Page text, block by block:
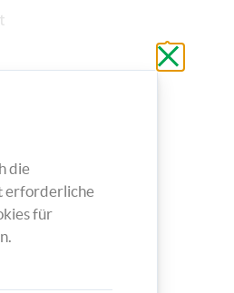
Schließen
ohne
zu
die
erforderliche
für